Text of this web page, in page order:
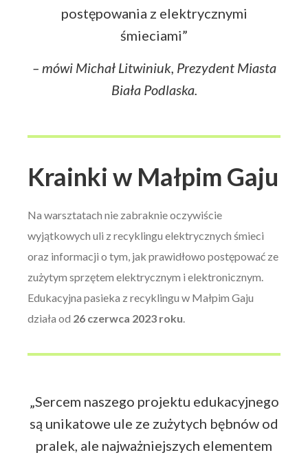
postępowania z elektrycznymi
śmieciami”
– mówi Michał Litwiniuk, Prezydent Miasta
Biała Podlaska.
Krainki w Małpim Gaju
Na warsztatach nie zabraknie oczywiście
wyjątkowych uli z recyklingu elektrycznych śmieci
oraz informacji o tym, jak prawidłowo postępować ze
zużytym sprzętem elektrycznym i elektronicznym.
Edukacyjna pasieka z recyklingu w Małpim Gaju
działa od 26 czerwca 2023 roku.
„Sercem naszego projektu edukacyjnego
są unikatowe ule ze zużytych bębnów od
pralek, ale najważniejszych elementem